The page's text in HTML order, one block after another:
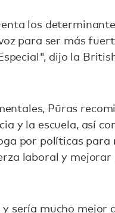
los
para ser más
dijo la
Pūras
y la escuela, así
por políticas para
laboral y mejorar
sería mucho mejor